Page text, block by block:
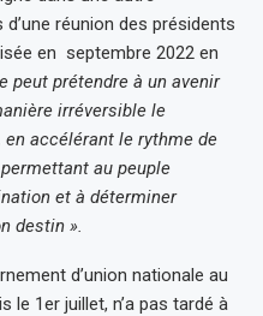
réunion des présidents
en septembre 2022 en
peut prétendre à un avenir
irréversible le
accélérant le rythme de
au peuple
et à déterminer
destin ».
d’union nationale au
le 1er juillet, n’a pas tardé à